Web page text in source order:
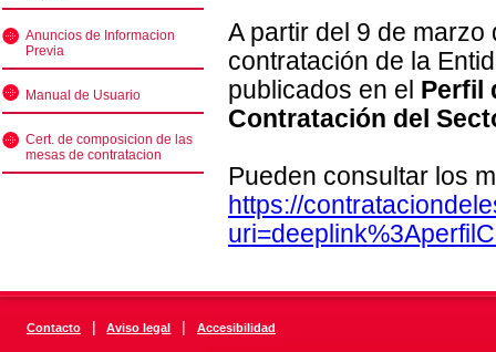
Anuncios de Informacion
Previa
Manual de Usuario
Cert. de composicion de las
mesas de contratacion
A partir del 9 de
contratación de la
publicados en el Perfil
Contratación del
Pueden consultar los
https://
Contacto | Aviso legal | Accesibilidad